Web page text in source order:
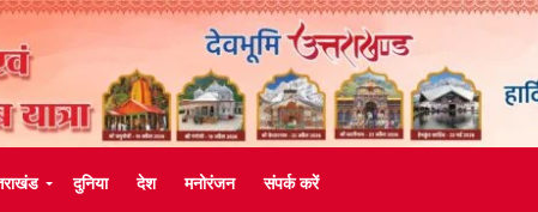
दुनिया देश मनोरंजन संपर्क करें